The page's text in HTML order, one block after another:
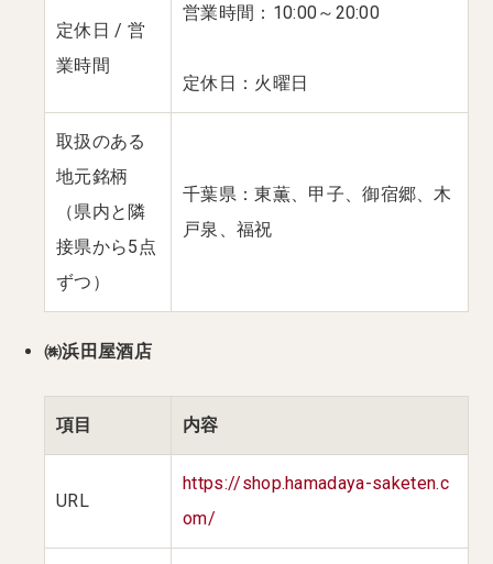
定休日 / 営
業時間
営業時間：10:00～20:00
定休日：火曜日
取扱のある
地元銘柄
（県内と隣
接県から5点
ずつ）
千葉県：東薫、甲子、御宿郷、木
戸泉、福祝
㈱浜田屋酒店
項目 内容
URL
https://shop.hamadaya-saketen.c
om/